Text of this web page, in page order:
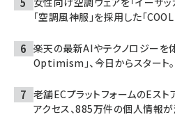
「空調風神服」を採用した「
楽天の最新AIやテクノロジーを
Optimism」、今日からスタート
老舗ECプラットフォームのEスト
アクセス、885万件の個人情報